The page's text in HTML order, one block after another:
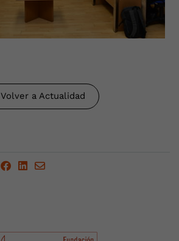
Volver a Actualidad